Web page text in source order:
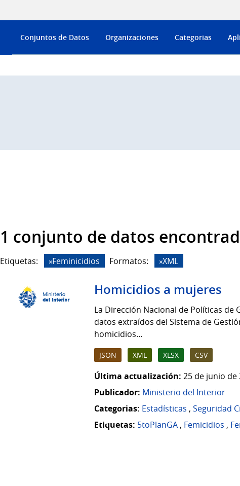
Conjuntos de Datos Organizaciones Categorias
1 conjunto de datos
Etiquetas: Feminicidios Formatos: XML
Homicidios a mujeres
La Dirección Nacional de Políticas
datos extraídos del Sistema de
homicidios...
JSON XML XLSX CSV
Última actualización: 25 de junio de
Publicador: Ministerio del Interior
Categorias: Estadísticas , Seguridad
Etiquetas: 5toPlanGA, Femicidios ,